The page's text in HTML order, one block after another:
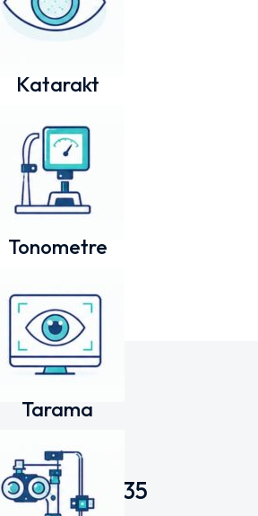
Katarakt
Tonometre
Tarama
212 343 75 35